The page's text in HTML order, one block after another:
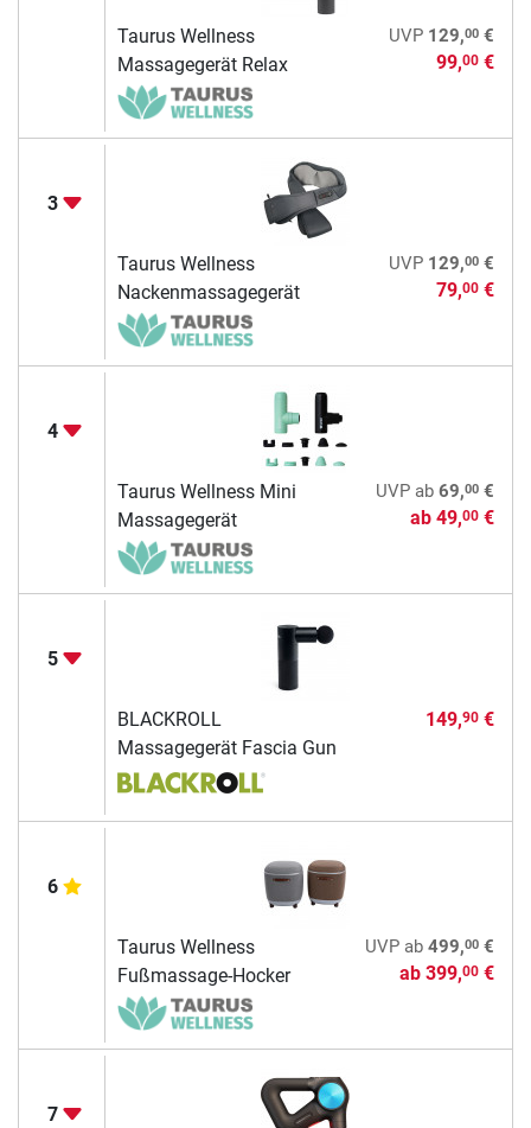
Taurus Wellness
Massagegerät Relax
UVP 129,00€
99,00€
3
Taurus Wellness
Nackenmassagegerät
UVP 129,00€
79,00€
4
Taurus Wellness Mini
Massagegerät
UVPab 69,00€
ab 49,00€
5
BLACKROLL
Massagegerät Fascia Gun
149,90€
6
Taurus Wellness
Fußmassage-Hocker
UVPab 499,00€
ab 399,00€
7